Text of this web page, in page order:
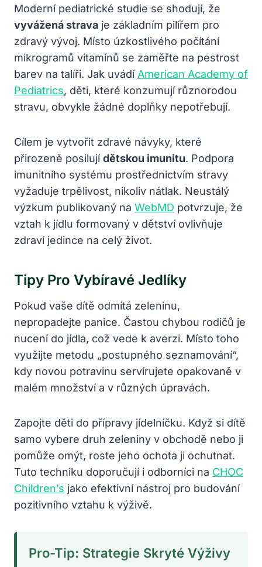
Moderní pediatrické studie se shodují, že
vyvážená strava je základním pilířem pro
zdravý vývoj. Místo úzkostlivého počítání
mikrogramů vitamínů se zaměřte na pestrost
barev na talíři. Jak uvádí American Academy of
Pediatrics, děti, které konzumují různorodou
stravu, obvykle žádné doplňky nepotřebují.
Cílem je vytvořit zdravé návyky, které
přirozeně posilujídětskou imunitu. Podpora
imunitního systému prostřednictvím stravy
vyžaduje trpělivost, nikoliv nátlak. Neustálý
výzkum publikovaný na WebMD potvrzuje, že
vztah k jídlu formovaný v dětství ovlivňuje
zdraví jedince na celý život.
Tipy Pro Vybíravé Jedlíky
Pokud vaše dítě odmítá zeleninu,
nepropadejte panice. Častou chybou rodičů je
nucení do jídla, což vede k averzi. Místo toho
využijte metodu „postupného seznamování“,
kdy novou potravinu servírujete opakovaně v
malém množství a v různých úpravách.
Zapojte děti do přípravy jídelníčku. Když si dítě
samo vybere druh zeleniny v obchodě nebo ji
pomůže omýt, roste jeho ochota ji ochutnat.
Tuto techniku doporučují i odborníci na CHOC
Children’s jako efektivní nástroj pro budování
pozitivního vztahu k výživě.
Pro-Tip: Strategie Skryté Výživy